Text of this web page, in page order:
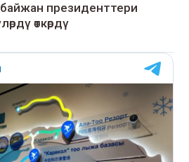
президенттери
өткөрдү